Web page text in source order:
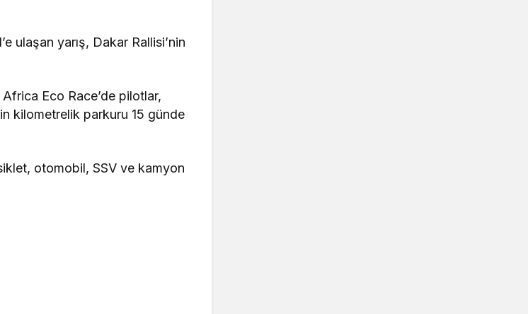
ulaşan yarış, Dakar Rallisi’nin
Eco Race’de pilotlar,
kilometrelik parkuru 15 günde
otomobil, SSV ve kamyon